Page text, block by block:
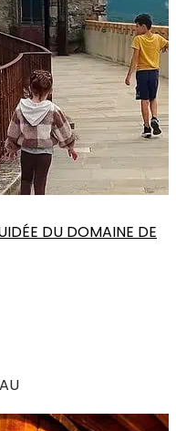
DU DOMAINE DE